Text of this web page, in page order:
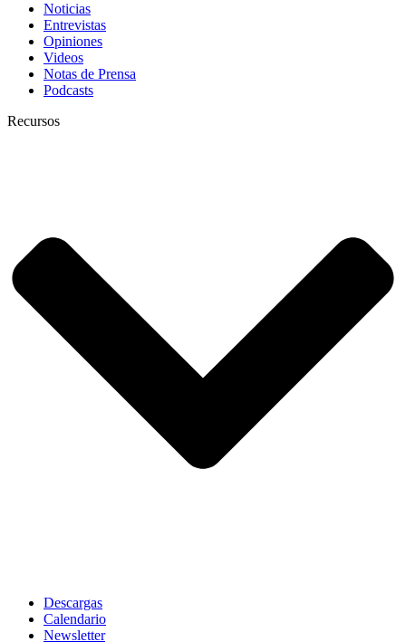
Noticias
Entrevistas
Opiniones
Videos
Notas de Prensa
Podcasts
Recursos
Descargas
Calendario
Newsletter